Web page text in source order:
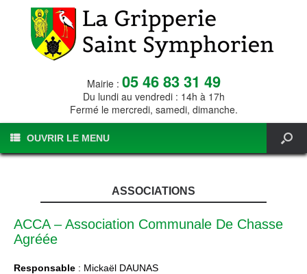
Mairie : 05 46 83 31 49
Du lundi au vendredi : 14h à 17h
Fermé le mercredi, samedi, dimanche.
OUVRIR LE MENU
ASSOCIATIONS
ACCA – Association Communale De Chasse
Agréée
Responsable : Mickaël DAUNAS